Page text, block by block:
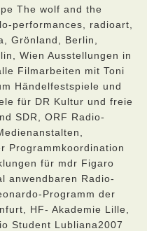
The wolf and the
performances, radioart,
Grönland, Berlin,
Wien Ausstellungen in
Filmarbeiten mit Toni
Händelfestspiele und
für DR Kultur und freie
SDR, ORF Radio-
Programmkoordination
für mdr Figaro
anwendbaren Radio-
Programm der
HF- Akademie Lille,
Student Lubliana2007